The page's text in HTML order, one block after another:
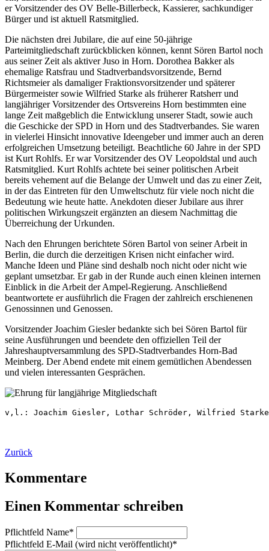
er Vorsitzender des OV Belle-Billerbeck, Kassierer, sachkundiger
Bürger und ist aktuell Ratsmitglied.
Die nächsten drei Jubilare, die auf eine 50-jährige
Parteimitgliedschaft zurückblicken können, kennt Sören Bartol noch
aus seiner Zeit als aktiver Juso in Horn. Dorothea Bakker als
ehemalige Ratsfrau und Stadtverbandsvorsitzende, Bernd
Richtsmeier als damaliger Fraktionsvorsitzender und späterer
Bürgermeister sowie Wilfried Starke als früherer Ratsherr und
langjähriger Vorsitzender des Ortsvereins Horn bestimmten eine
lange Zeit maßgeblich die Entwicklung unserer Stadt, sowie auch
die Geschicke der SPD in Horn und des Stadtverbandes. Sie waren
in vielerlei Hinsicht innovative Ideengeber und immer auch an deren
erfolgreichen Umsetzung beteiligt. Beachtliche 60 Jahre in der SPD
ist Kurt Rohlfs. Er war Vorsitzender des OV Leopoldstal und auch
Ratsmitglied. Kurt Rohlfs achtete bei seiner politischen Arbeit
bereits vehement auf die Belange der Umwelt und das zu einer Zeit,
in der das Eintreten für den Umweltschutz für viele noch nicht die
Bedeutung wie heute hatte. Anekdoten dieser Jubilare aus ihrer
politischen Wirkungszeit ergänzten an diesem Nachmittag die
Überreichung der Urkunden.
Nach den Ehrungen berichtete Sören Bartol von seiner Arbeit in
Berlin, die durch die derzeitigen Krisen nicht einfacher wird.
Manche Ideen und Pläne sind deshalb noch nicht oder nicht wie
geplant umsetzbar. Er gab in der Runde auch einen kleinen internen
Einblick in die Arbeit der Ampel-Regierung. Anschließend
beantwortete er ausführlich die Fragen der zahlreich erschienenen
Genossinnen und Genossen.
Vorsitzender Joachim Giesler bedankte sich bei Sören Bartol für
seine Ausführungen und beendete den offiziellen Teil der
Jahreshauptversammlung des SPD-Stadtverbandes Horn-Bad
Meinberg. Der Abend endete mit einem gemütlichen Abendessen
und vielen interessanten Gesprächen.
v,l.: Joachim Giesler, Lothar Schröder, Wilfried
Zurück
Kommentare
Einen Kommentar schreiben
Pflichtfeld Name*
Pflichtfeld E-Mail (wird nicht veröffentlicht)*